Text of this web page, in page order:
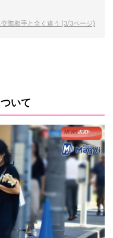
際相手と全く違う (3/3ページ)
いて